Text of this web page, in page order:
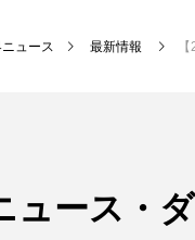
飲食DX
ュース 最新情報 【
ュース・